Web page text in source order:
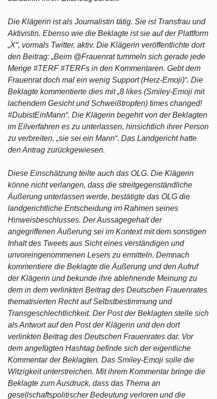
Die Klägerin ist als Journalistin tätig. Sie ist Transfrau und
Aktivistin. Ebenso wie die Beklagte ist sie auf der Plattform
„X“, vormals Twitter, aktiv. Die Klägerin veröffentlichte dort
den Beitrag: „Beim @Frauenrat tummeln sich gerade jede
Menge #TERF #TERFs in den Kommentaren. Gebt dem
Frauenrat doch mal ein wenig Support (Herz-Emoji)“. Die
Beklagte kommentierte dies mit „8 likes (Smiley-Emoji mit
lachendem Gesicht und Schweißtropfen) times changed!
#DubistEinMann“. Die Klägerin begehrt von der Beklagten
im Eilverfahren es zu unterlassen, hinsichtlich ihrer Person
zu verbreiten, „sie sei ein Mann“. Das Landgericht hatte
den Antrag zurückgewiesen.
Diese Einschätzung teilte auch das OLG. Die Klägerin
könne nicht verlangen, dass die streitgegenständliche
Äußerung unterlassen werde, bestätigte das OLG die
landgerichtliche Entscheidung im Rahmen seines
Hinweisbeschlusses. Der Aussagegehalt der
angegriffenen Äußerung sei im Kontext mit dem sonstigen
Inhalt des Tweets aus Sicht eines verständigen und
unvoreingenommenen Lesers zu ermitteln. Demnach
kommentiere die Beklagte die Äußerung und den Aufruf
der Klägerin und bekunde ihre ablehnende Meinung zu
dem in dem verlinkten Beitrag des Deutschen Frauenrates
thematisierten Recht auf Selbstbestimmung und
Transgeschlechtlichkeit. Der Post der Beklagten stelle sich
als Antwort auf den Post der Klägerin und den dort
verlinkten Beitrag des Deutschen Frauenrates dar. Vor
dem angefügten Hashtag befinde sich der eigentliche
Kommentar der Beklagten. Das Smiley-Emoji solle die
Witzigkeit unterstreichen. Mit ihrem Kommentar bringe die
Beklagte zum Ausdruck, dass das Thema an
gesellschaftspolitischer Bedeutung verloren und die